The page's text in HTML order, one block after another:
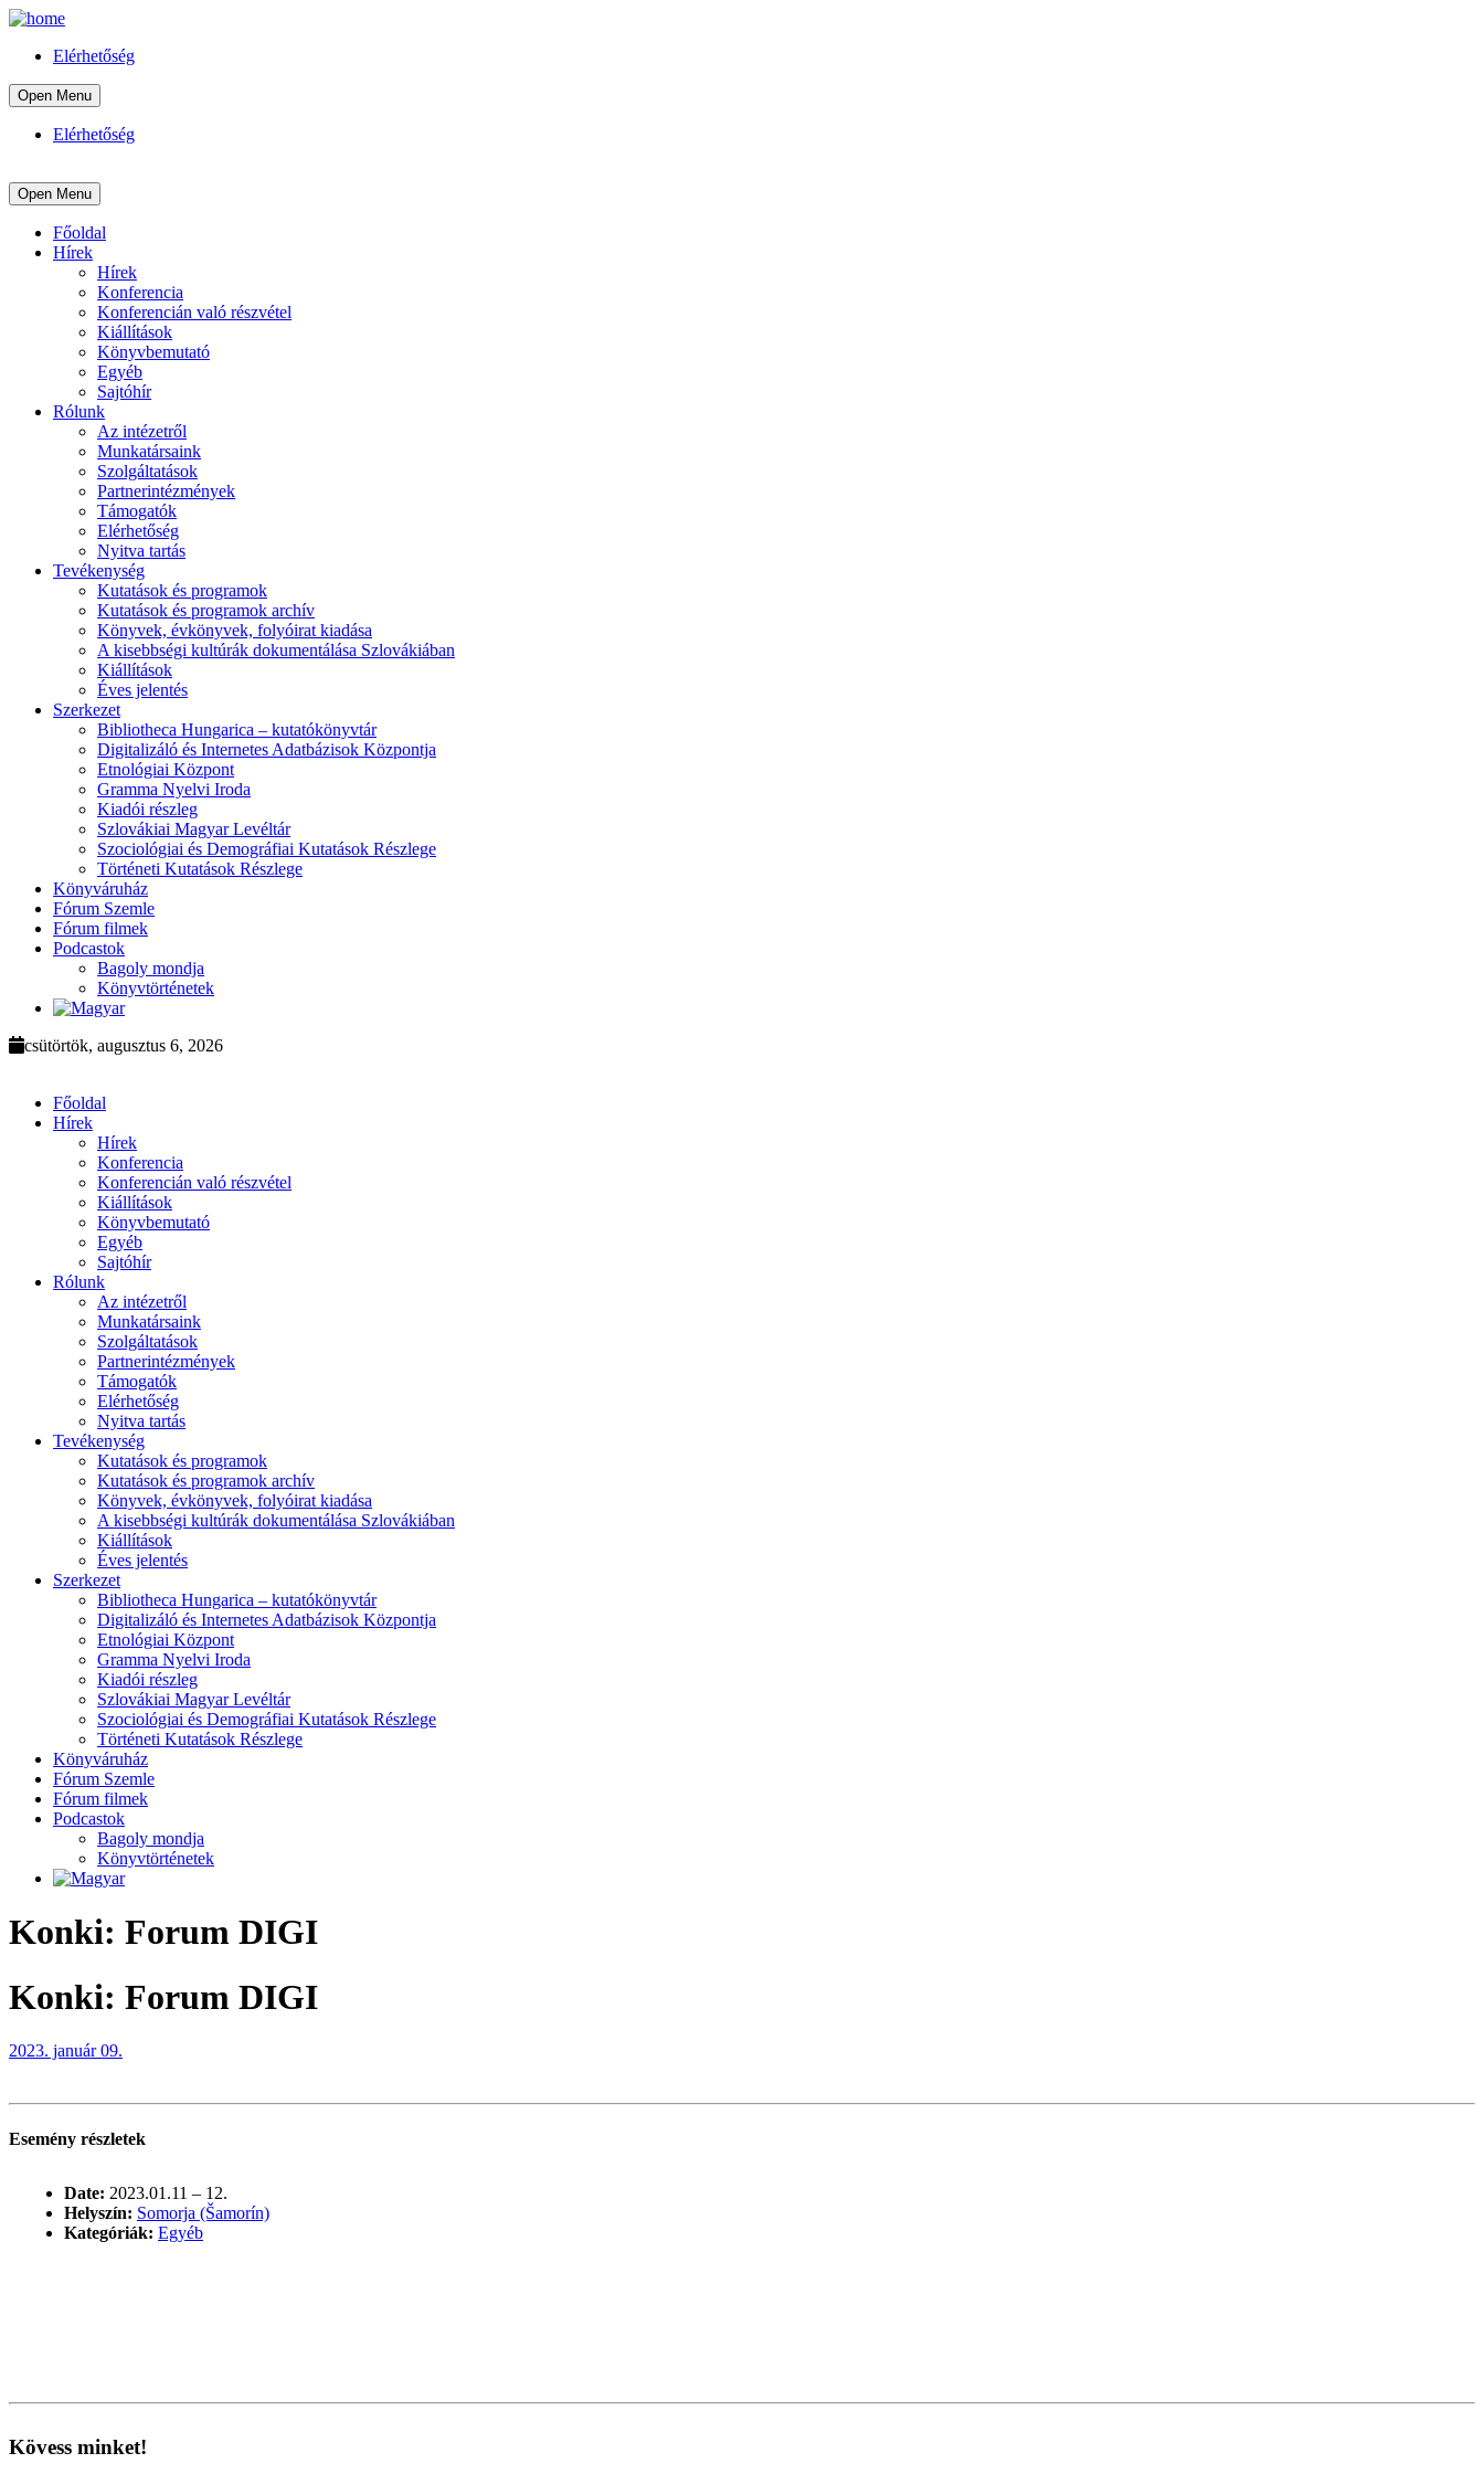
Elérhetőség
Open Menu
Elérhetőség
Open Menu
Főoldal
Hírek
Hírek
Konferencia
Konferencián való részvétel
Kiállítások
Könyvbemutató
Egyéb
Sajtóhír
Rólunk
Az intézetről
Munkatársaink
Szolgáltatások
Partnerintézmények
Támogatók
Elérhetőség
Nyitva tartás
Tevékenység
Kutatások és programok
Kutatások és programok archív
Könyvek, évkönyvek, folyóirat kiadása
A kisebbségi kultúrák dokumentálása Szlovákiában
Kiállítások
Éves jelentés
Szerkezet
Bibliotheca Hungarica – kutatókönyvtár
Digitalizáló és Internetes Adatbázisok Központja
Etnológiai Központ
Gramma Nyelvi Iroda
Kiadói részleg
Szlovákiai Magyar Levéltár
Szociológiai és Demográfiai Kutatások Részlege
Történeti Kutatások Részlege
Könyváruház
Fórum Szemle
Fórum filmek
Podcastok
Bagoly mondja
Könyvtörténetek
csütörtök, augusztus 6, 2026
Főoldal
Hírek
Hírek
Konferencia
Konferencián való részvétel
Kiállítások
Könyvbemutató
Egyéb
Sajtóhír
Rólunk
Az intézetről
Munkatársaink
Szolgáltatások
Partnerintézmények
Támogatók
Elérhetőség
Nyitva tartás
Tevékenység
Kutatások és programok
Kutatások és programok archív
Könyvek, évkönyvek, folyóirat kiadása
A kisebbségi kultúrák dokumentálása Szlovákiában
Kiállítások
Éves jelentés
Szerkezet
Bibliotheca Hungarica – kutatókönyvtár
Digitalizáló és Internetes Adatbázisok Központja
Etnológiai Központ
Gramma Nyelvi Iroda
Kiadói részleg
Szlovákiai Magyar Levéltár
Szociológiai és Demográfiai Kutatások Részlege
Történeti Kutatások Részlege
Könyváruház
Fórum Szemle
Fórum filmek
Podcastok
Bagoly mondja
Könyvtörténetek
Konki: Forum DIGI
Konki: Forum DIGI
2023. január 09.
Esemény részletek
Date: 2023.01.11 – 12.
Helyszín: Somorja (Šamorín)
Kategóriák: Egyéb
Kövess minket!